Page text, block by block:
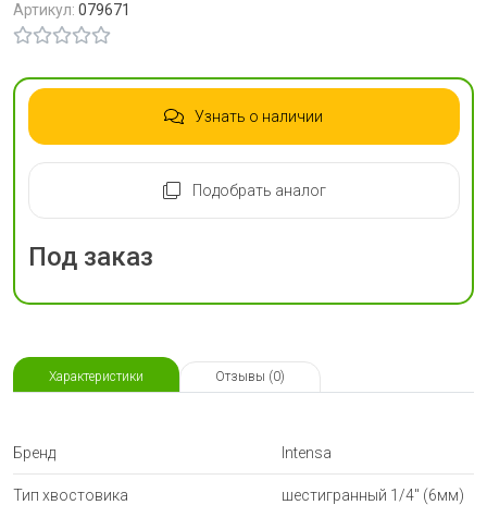
Артикул: 079671
Узнать о наличии
Подобрать аналог
Под заказ
Характеристики Отзывы (0)
Бренд Intensa
Тип хвостовика шестигранный 1/4" (6мм)